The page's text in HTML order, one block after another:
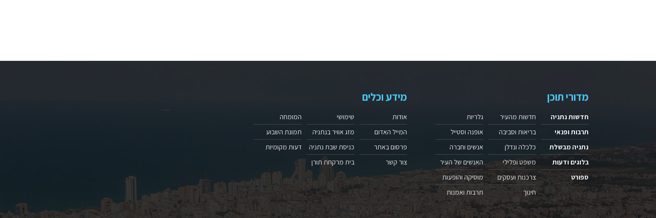
מדורי תוכן
חדשות נתניה
תרבות ופנאי
נתניה מבשלת
בלוגים ודעות
ספורט
חדשות מהעיר
בריאות וסביבה
כלכלה ונדלן
משפט ופלילי
צרכנות ועסקים
חינוך
גלריות
אופנה וסטייל
אנשים וחברה
האנשים של העיר
מוסיקה והופעות
תרבות ואמנות
מידע וכלים
אודות
המייל האדום
פרסום באתר
צור קשר
שימושי
מזג אוויר בנתניה
כניסת שבת נתניה
בית מרקחת תורן
המומחה
תמונת השבוע
דעות מקומיות